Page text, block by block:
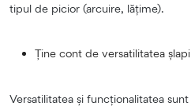
tipul de picior (arcuire, lățime).
Ține cont de versatilitatea
Versatilitatea și funcționalitatea